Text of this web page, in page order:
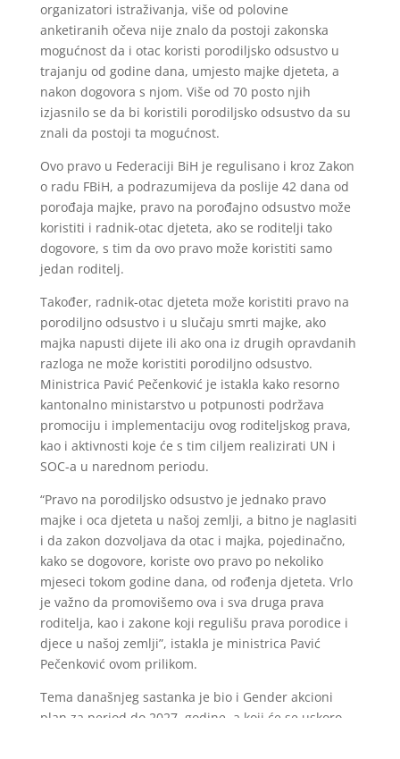
organizatori istraživanja, više od polovine
anketiranih očeva nije znalo da postoji zakonska
mogućnost da i otac koristi porodiljsko odsustvo u
trajanju od godine dana, umjesto majke djeteta, a
nakon dogovora s njom. Više od 70 posto njih
izjasnilo se da bi koristili porodiljsko odsustvo da su
znali da postoji ta mogućnost.
Ovo pravo u Federaciji BiH je regulisano i kroz Zakon
o radu FBiH, a podrazumijeva da poslije 42 dana od
porođaja majke, pravo na porođajno odsustvo može
koristiti i radnik-otac djeteta, ako se roditelji tako
dogovore, s tim da ovo pravo može koristiti samo
jedan roditelj.
Također, radnik-otac djeteta može koristiti pravo na
porodiljno odsustvo i u slučaju smrti majke, ako
majka napusti dijete ili ako ona iz drugih opravdanih
razloga ne može koristiti porodiljno odsustvo.
Ministrica Pavić Pečenković je istakla kako resorno
kantonalno ministarstvo u potpunosti podržava
promociju i implementaciju ovog roditeljskog prava,
kao i aktivnosti koje će s tim ciljem realizirati UN i
SOC-a u narednom periodu.
“Pravo na porodiljsko odsustvo je jednako pravo
majke i oca djeteta u našoj zemlji, a bitno je naglasiti
i da zakon dozvoljava da otac i majka, pojedinačno,
kako se dogovore, koriste ovo pravo po nekoliko
mjeseci tokom godine dana, od rođenja djeteta. Vrlo
je važno da promovišemo ova i sva druga prava
roditelja, kao i zakone koji regulišu prava porodice i
djece u našoj zemlji”, istakla je ministrica Pavić
Pečenković ovom prilikom.
Tema današnjeg sastanka je bio i Gender akcioni
plan za period do 2027. godine, a koji će se uskoro